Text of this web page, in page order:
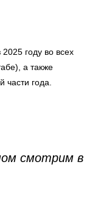
году во всех
а также
части года.
смотрим в